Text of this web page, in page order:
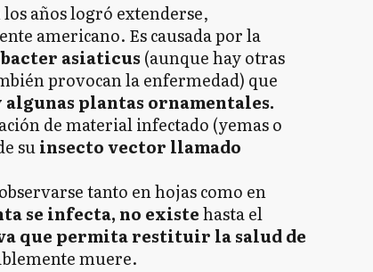
años logró extenderse,
americano. Es causada por la
asiaticus (aunque hay otras
provocan la enfermedad) que
plantas ornamentales.
de material infectado (yemas o
suinsecto vector llamado
tanto en hojas como en
se infecta, no existehasta el
que permita restituir la salud de
muere.